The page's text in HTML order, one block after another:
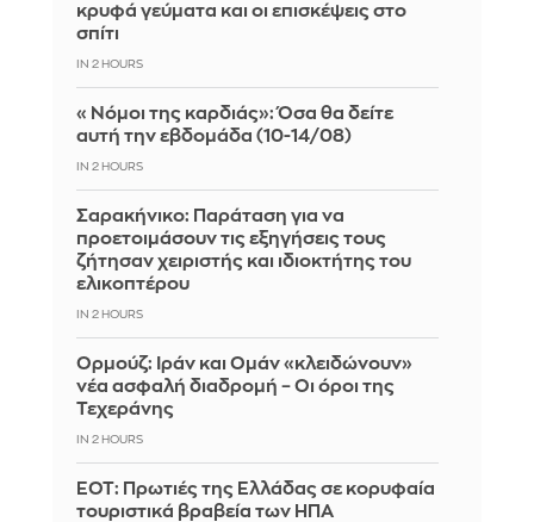
κρυφά γεύματα και οι επισκέψεις στο
σπίτι
IN 2 HOURS
«Νόμοι της καρδιάς»: Όσα θα δείτε
αυτή την εβδομάδα (10-14/08)
IN 2 HOURS
Σαρακήνικο: Παράταση για να
προετοιμάσουν τις εξηγήσεις τους
ζήτησαν χειριστής και ιδιοκτήτης του
ελικοπτέρου
IN 2 HOURS
Ορμούζ: Ιράν και Ομάν «κλειδώνουν»
νέα ασφαλή διαδρομή – Οι όροι της
Τεχεράνης
IN 2 HOURS
ΕΟΤ: Πρωτιές της Ελλάδας σε κορυφαία
τουριστικά βραβεία των ΗΠΑ